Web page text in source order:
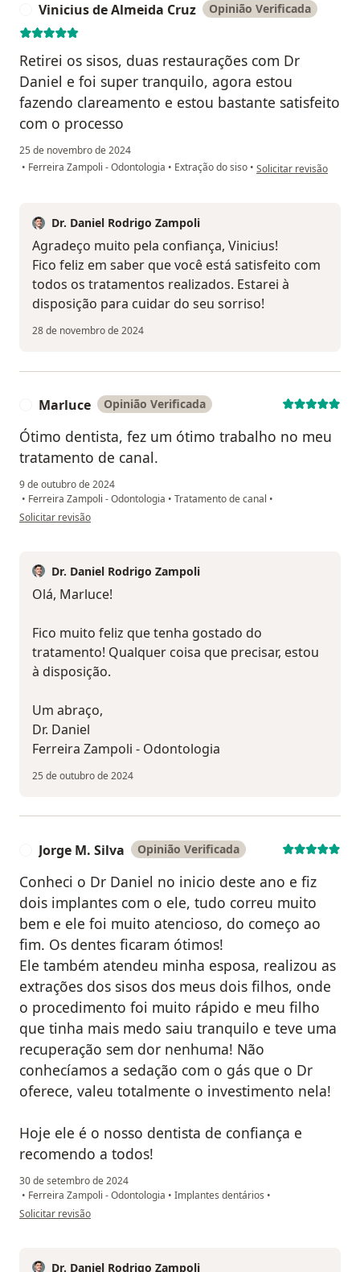
Vinicius de Almeida Cruz Opinião Verificada
Retirei os sisos, duas restaurações com Dr
Daniel e foi super tranquilo, agora estou
fazendo clareamento e estou bastante satisfeito
com o processo
25 de novembro de 2024
• Ferreira Zampoli - Odontologia • Extração do siso • na opinião do
Solicitar revisão
Dr. Daniel Rodrigo Zampoli
Agradeço muito pela confiança, Vinicius!
Fico feliz em saber que você está satisfeito com
todos os tratamentos realizados. Estarei à
disposição para cuidar do seu sorriso!
28 de novembro de 2024
Marluce Opinião Verificada
Ótimo dentista, fez um ótimo trabalho no meu
tratamento de canal.
9 de outubro de 2024
• Ferreira Zampoli - Odontologia • Tratamento de canal •
na opinião do utilizador Marluce
Solicitar revisão
Dr. Daniel Rodrigo Zampoli
Olá, Marluce!
Fico muito feliz que tenha gostado do
tratamento! Qualquer coisa que precisar, estou
à disposição.
Um abraço,
Dr. Daniel
Ferreira Zampoli - Odontologia
25 de outubro de 2024
Jorge M. Silva Opinião Verificada
Conheci o Dr Daniel no inicio deste ano e fiz
dois implantes com o ele, tudo correu muito
bem e ele foi muito atencioso, do começo ao
fim. Os dentes ficaram ótimos!
Ele também atendeu minha esposa, realizou as
extrações dos sisos dos meus dois filhos, onde
o procedimento foi muito rápido e meu filho
que tinha mais medo saiu tranquilo e teve uma
recuperação sem dor nenhuma! Não
conhecíamos a sedação com o gás que o Dr
oferece, valeu totalmente o investimento nela!
Hoje ele é o nosso dentista de confiança e
recomendo a todos!
30 de setembro de 2024
• Ferreira Zampoli - Odontologia • Implantes dentários •
na opinião do utilizador Jorge M. Silva
Solicitar revisão
Dr. Daniel Rodrigo Zampoli